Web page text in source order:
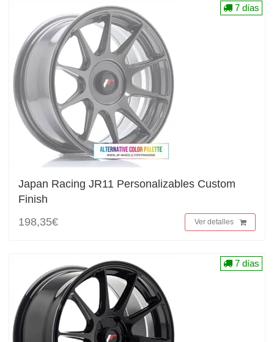
Japan Racing JR11 Personalizables Custom
Finish
198,35€
Ver detalles
7 días
7 días